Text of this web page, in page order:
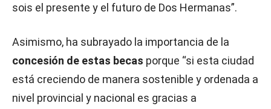
sois el presente y el futuro de Dos Hermanas”.
Asimismo, ha subrayado la importancia de la
concesión de estas becas porque “si esta ciudad
está creciendo de manera sostenible y ordenada a
nivel provincial y nacional es gracias a